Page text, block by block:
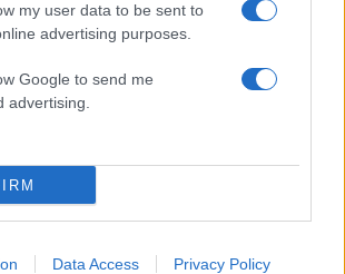
my user data to be sent to
advertising purposes.
Google to send me
advertising.
Data Access Privacy Policy
50 /50
Υποβολή σχολίου
& Όροι Χρήσηςτης Google.